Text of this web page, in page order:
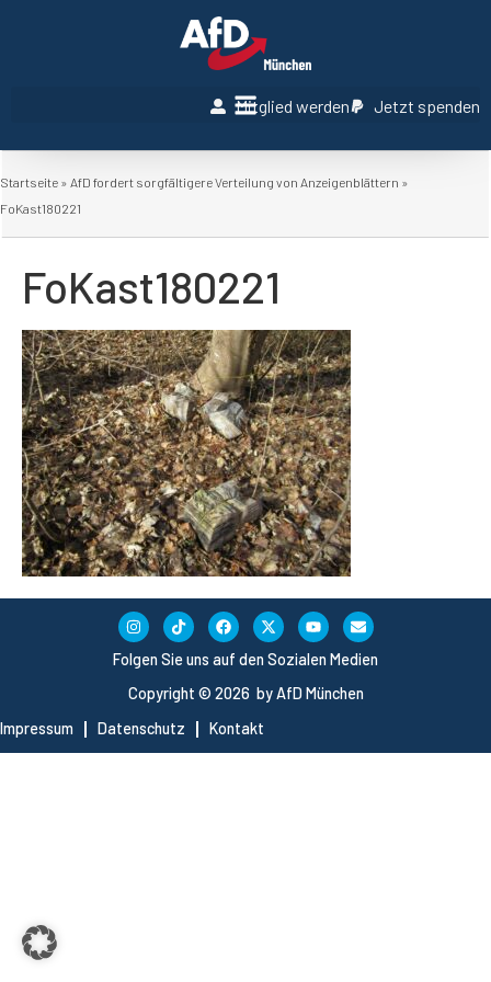
Mitglied werden Jetzt spenden
Startseite » AfD fordert sorgfältigere Verteilung von Anzeigenblättern »
FoKast180221
FoKast180221
Copyright © 2026 by AfD München
Impressum
Datenschutz Kontakt
Folgen Sie uns auf den Sozialen Medien